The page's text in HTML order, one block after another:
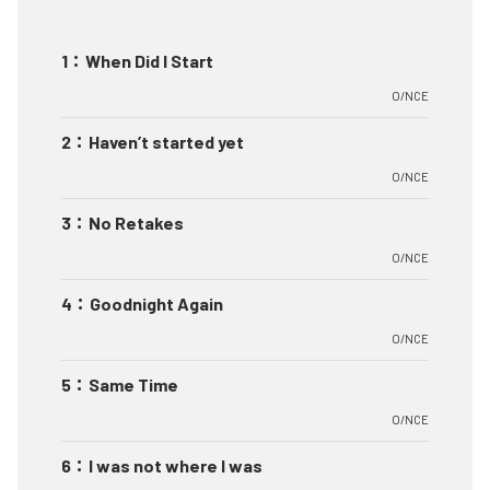
1 ： When Did I Start
O/NCE
2 ： Haven’t started yet
O/NCE
3 ： No Retakes
O/NCE
4 ： Goodnight Again
O/NCE
5 ： Same Time
O/NCE
6 ： I was not where I was